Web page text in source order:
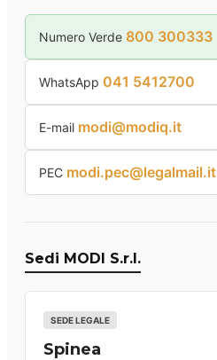
Numero Verde 800 300333
WhatsApp 041 5412700
E-mail modi@modiq.it
PEC modi.pec@legalmail.it
Sedi MODI S.r.l.
SEDE LEGALE
Spinea